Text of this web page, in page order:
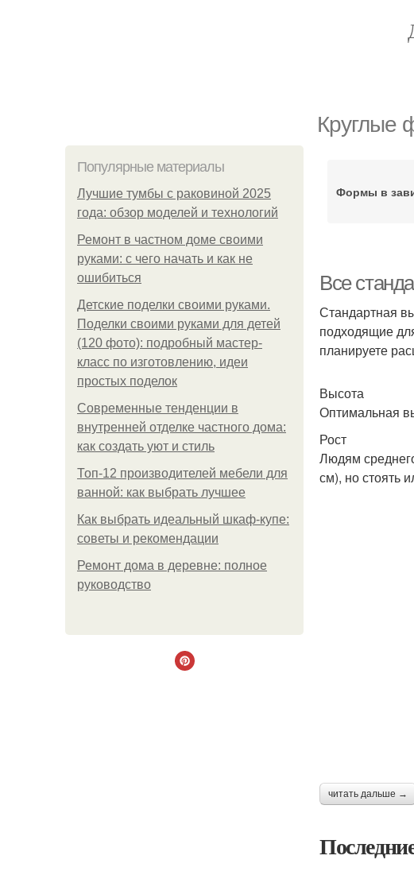
Круглые
Популярные материалы
Лучшие тумбы с раковиной 2025
года: обзор моделей и технологий
Ремонт в частном доме своими
руками: с чего начать и как не
ошибиться
Детские поделки своими руками.
Поделки своими руками для детей
(120 фото): подробный мастер-
класс по изготовлению, идеи
простых поделок
Современные тенденции в
внутренней отделке частного дома:
как создать уют и стиль
Топ-12 производителей мебели для
ванной: как выбрать лучшее
Как выбрать идеальный шкаф-купе:
советы и рекомендации
Ремонт дома в деревне: полное
руководство
Формы в
Все
Стандартная
подходящие
планируете
Высота
Оптимальная
Рост
Людям
см), но стоять
читать дальше →